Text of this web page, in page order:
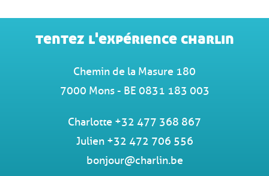
tentez l'expérience charlin
Chemin de la Masure 180
7000 Mons - BE 0831 183 003
Charlotte +32 477 368 867
Julien +32 472 706 556
bonjour@charlin.be